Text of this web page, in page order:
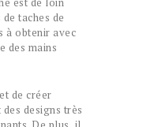
taches de
à obtenir avec
des mains
de créer
designs très